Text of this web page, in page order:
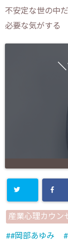
不安定な世の中
必要な気がする
産業心理カウン
#岡部あゆみ